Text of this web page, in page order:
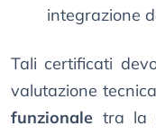
integrazione
Tali certificati
valutazione
funzionale tra la